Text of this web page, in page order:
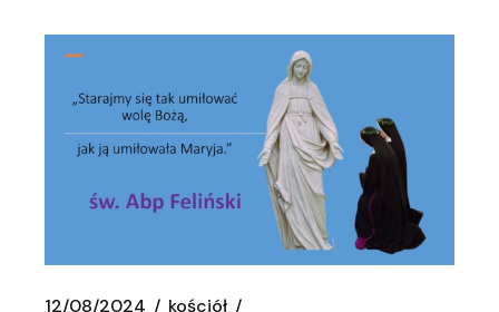
12/08/2024
kościół